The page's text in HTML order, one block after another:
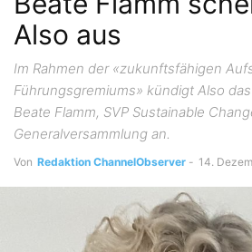
Also aus
Im Rahmen der «zukunftsfähigen
Führungsgremiums» kündigt Also
Beate Flamm, SVP Sustainable
Generalversammlung an.
Von Redaktion ChannelObserver - 14.